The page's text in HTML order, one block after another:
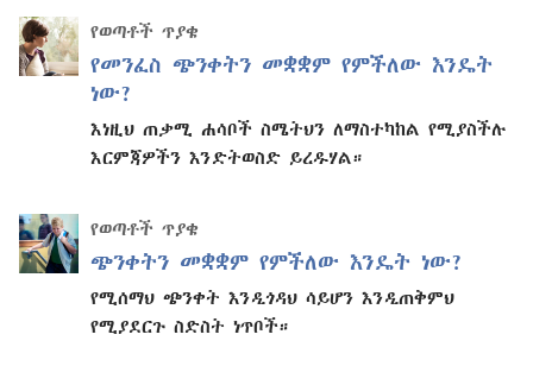
የወጣቶች ጥያቄ
የመንፈስ ጭንቀትን መቋቋም የምችለው እንዴት
ነው?
እነዚህ ጠቃሚ ሐሳቦች ስሜትህን ለማስተካከል የሚያስችሉ
እርምጃዎችን እንድትወስድ ይረዱሃል።
የወጣቶች ጥያቄ
ጭንቀትን መቋቋም የምችለው እንዴት ነው?
የሚሰማህ ጭንቀት እንዲጎዳህ ሳይሆን እንዲጠቅምህ
የሚያደርጉ ስድስት ነጥቦች።